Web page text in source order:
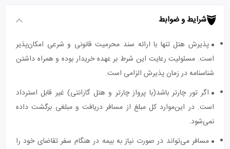
شرایط و ضوابط
پذیرش هتل تنها با ارائه سند محرمیت قانونی و شرعی امکان‌پذیر
است. مسئولیت رعایت این شرط بر عهده خریدار بوده و همراه داشتن
شناسنامه در زمان پذیرش الزامی است.
اگر تور چارتر باشد(با پرواز چارتر و هتل گارانتی) غیر قابل استرداد
است. در این‌موارد کل مبلغ از مسافر دریافت و مبلغی برگشت داده
نمی‌شود.
مسافر می‌تواند در صورت نیاز به بیمه در هنگام سفر تقاضای خود را